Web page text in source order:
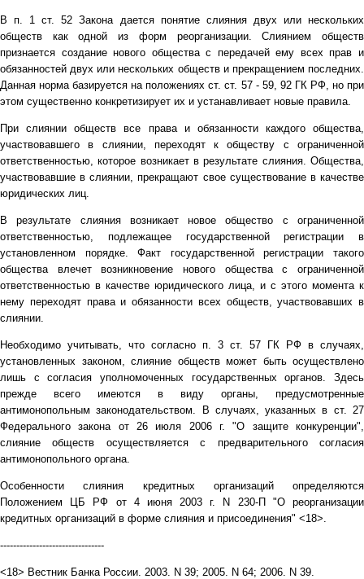
В п. 1 ст. 52 Закона дается понятие слияния двух или нескольких
обществ как одной из форм реорганизации. Слиянием обществ
признается создание нового общества с передачей ему всех прав и
обязанностей двух или нескольких обществ и прекращением последних.
Данная норма базируется на положениях ст. ст. 57 - 59, 92 ГК РФ, но при
этом существенно конкретизирует их и устанавливает новые правила.
При слиянии обществ все права и обязанности каждого общества,
участвовавшего в слиянии, переходят к обществу с ограниченной
ответственностью, которое возникает в результате слияния. Общества,
участвовавшие в слиянии, прекращают свое существование в качестве
юридических лиц.
В результате слияния возникает новое общество с ограниченной
ответственностью, подлежащее государственной регистрации в
установленном порядке. Факт государственной регистрации такого
общества влечет возникновение нового общества с ограниченной
ответственностью в качестве юридического лица, и с этого момента к
нему переходят права и обязанности всех обществ, участвовавших в
слиянии.
Необходимо учитывать, что согласно п. 3 ст. 57 ГК РФ в случаях,
установленных законом, слияние обществ может быть осуществлено
лишь с согласия уполномоченных государственных органов. Здесь
прежде всего имеются в виду органы, предусмотренные
антимонопольным законодательством. В случаях, указанных в ст. 27
Федерального закона от 26 июля 2006 г. "О защите конкуренции",
слияние обществ осуществляется с предварительного согласия
антимонопольного органа.
Особенности слияния кредитных организаций определяются
Положением ЦБ РФ от 4 июня 2003 г. N 230-П "О реорганизации
кредитных организаций в форме слияния и присоединения" <18>.
--------------------------------
<18> Вестник Банка России. 2003. N 39; 2005. N 64; 2006. N 39.